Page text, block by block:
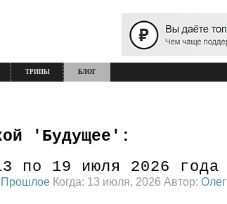
ТРИПЫ БЛОГ
'Будущее':
по 19 июля 2026 года
Прошлое Когда: 13 июля, 2026 Автор: Олег